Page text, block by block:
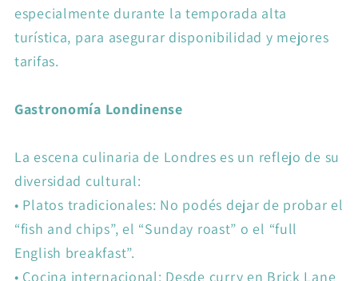
especialmente durante la temporada alta
turística, para asegurar disponibilidad y mejores
tarifas.
Gastronomía Londinense
La escena culinaria de Londres es un reflejo de su
diversidad cultural:
• Platos tradicionales: No podés dejar de probar el
“fish and chips”, el “Sunday roast” o el “full
English breakfast”.
• Cocina internacional: Desde curry en Brick Lane